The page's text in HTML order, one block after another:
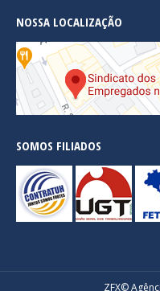
NOSSA LOCALIZAÇÃO
SOMOS FILIADOS
ZFX©